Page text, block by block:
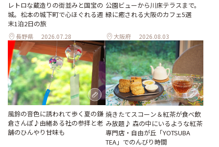
レトロな蔵造りの街並みと国宝の
城。松本の城下町で心ほぐれる週
末1泊2日の旅
長野県 2026.07.28
公園ビューから川床テラスまで。
緑に癒される大阪のカフェ5選
大阪府 2026.08.03
風鈴の音色に誘われて歩く夏の鎌
倉さんぽ♪由緒ある社の参拝と老
舗のひんやり甘味も
焼きたてスコーン＆紅茶が食べ飲
み放題♪ 森の中にいるような紅茶
専門店・自由が丘「YOTSUBA
TEA」でのんびり時間